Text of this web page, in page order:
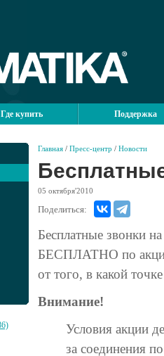
Где купить Поддержка
Главная / Пресс-центр / Новости
05 октября'2010
Поделиться:
Бесплатные звонки
БЕСПЛАТНО по акции
от того, в какой
Внимание!
Условия акции
за соединения